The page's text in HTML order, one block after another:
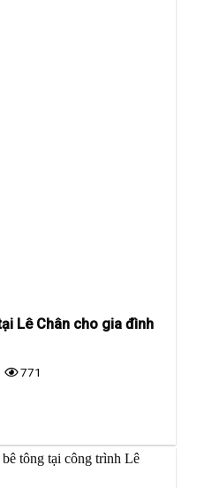
Lê Chân cho gia đình
771